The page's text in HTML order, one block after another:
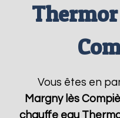
Vous êtes en
Margny lès
chauffe eau